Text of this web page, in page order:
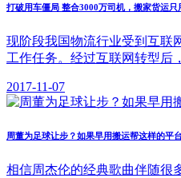
打破用车僵局 整合3000万司机，搬家货运只
现阶段我国物流行业受到互联
工作任务。经过互联网转型后
2017-11-07
周董为足球让步？如果早用搬运帮这样的平
相信周杰伦的经典歌曲伴随很